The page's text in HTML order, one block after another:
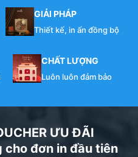
GIẢI PHÁP
Thiết kế, in ấn đồng bộ
CHẤT LƯỢNG
Luôn luôn đảm bảo
ƯU ĐÃI
cho đơn in đầu tiên